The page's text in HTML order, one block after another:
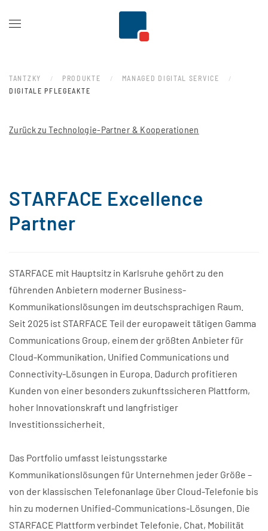
TANTZKY PRODUKTE
MANAGED DIGITAL SERVICE
DIGITALE PFLEGEAKTE
Zurück zu Technologie-Partner & Kooperationen
STARFACE Excellence
Partner
STARFACE mit Hauptsitz in Karlsruhe gehört zu den
führenden Anbietern moderner Business-
Kommunikationslösungen im deutschsprachigen Raum.
Seit 2025 ist STARFACE Teil der europaweit tätigen Gamma
Communications Group, einem der größten Anbieter für
Cloud-Kommunikation, Unified Communications und
Connectivity-Lösungen in Europa. Dadurch profitieren
Kunden von einer besonders zukunftssicheren Plattform,
hoher Innovationskraft und langfristiger
Investitionssicherheit.
Das Portfolio umfasst leistungsstarke
Kommunikationslösungen für Unternehmen jeder Größe –
von der klassischen Telefonanlage über Cloud-Telefonie bis
hin zu modernen Unified-Communications-Lösungen. Die
STARFACE Plattform verbindet Telefonie, Chat, Mobilität